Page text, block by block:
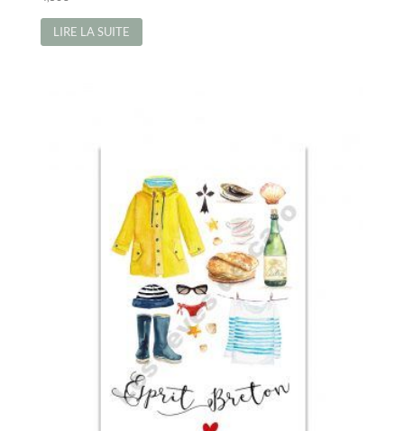
LIRE LA SUITE